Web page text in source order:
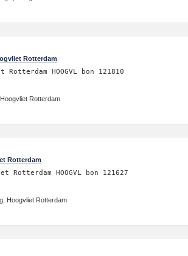
Rotterdam
HOOGVL bon 121810
Rotterdam
Rotterdam
Rotterdam HOOGVL bon 121627
Hoogvliet Rotterdam